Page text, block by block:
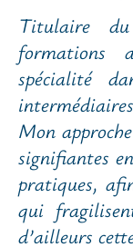
Titulaire
formations
spécialité
Mon
signifiantes
pratiques,
qui
d’ailleurs